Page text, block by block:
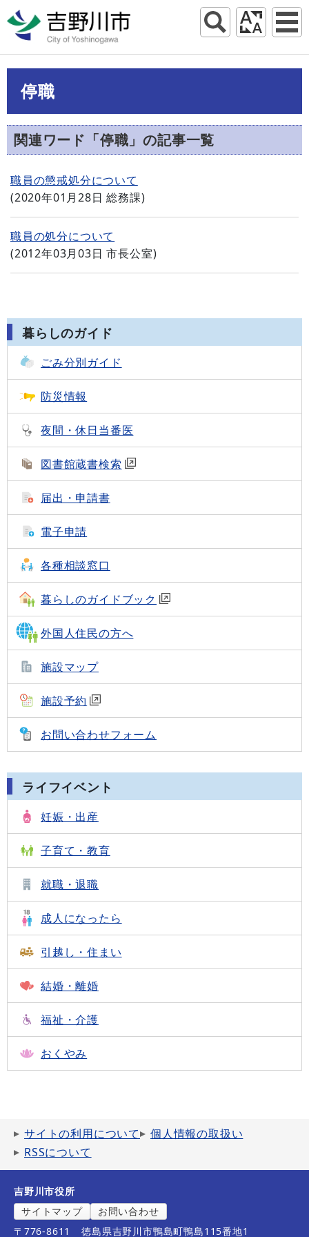
停職
関連ワード「停職」の記事一覧
職員の懲戒処分について
(2020年01月28日 総務課)
職員の処分について
(2012年03月03日 市長公室)
暮らしのガイド
ごみ分別ガイド
防災情報
夜間・休日当番医
図書館蔵書検索
届出・申請書
電子申請
各種相談窓口
暮らしのガイドブック
外国人住民の方へ
施設マップ
施設予約
お問い合わせフォーム
ライフイベント
妊娠・出産
子育て・教育
就職・退職
成人になったら
引越し・住まい
結婚・離婚
福祉・介護
おくやみ
サイトの利用について
個人情報の取扱い
RSSについて
吉野川市役所
サイトマップ
お問い合わせ
〒776-8611
徳島県吉野川市鴨島町鴨島115番地1